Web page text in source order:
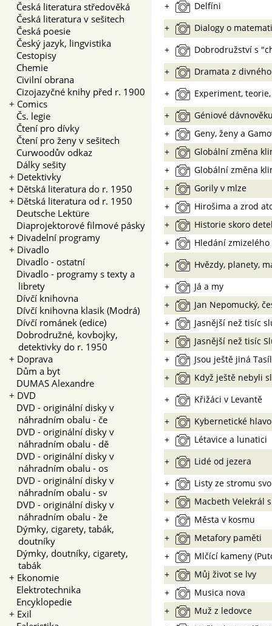
Česká literatura středověká
Česká literatura v sešitech
Česká poesie
Český jazyk, lingvistika
Cestopisy
Chemie
Civilní obrana
Cizojazyčné knihy před r. 1900
+ Comics
Čs. legie
Čtení pro dívky
Čtení pro ženy v sešitech
Curwoodův odkaz
Dálky sešity
+ Detektivky
+ Dětská literatura do r. 1950
+ Dětská literatura od r. 1950
Deutsche Lektüre
Diaprojektorové filmové pásky
+ Divadelní programy
+ Divadlo
Divadlo - ostatní
Divadlo - programy s texty a
librety
Dívčí knihovna
Dívčí knihovna klasik (Modrá)
Dívčí románek (edice)
Dobrodružné, kovbojky,
detektivky do r. 1950
+ Doprava
Dům a byt
DUMAS Alexandre
+ DVD
DVD - originální disky v
náhradním obalu - če
DVD - originální disky v
náhradním obalu - dě
DVD - originální disky v
náhradním obalu - os
DVD - originální disky v
náhradním obalu - sv
DVD - originální disky v
náhradním obalu - že
Dýmky, cigarety, tabák,
doutníky
Dýmky, doutníky, cigarety,
tabák
+ Ekonomie
Elektrotechnika
Encyklopedie
+ Exil
+
Delfíni
+
Dialogy o
+
Dobrodružství s
+
Dramata z
+
Experiment,
+
Géniové
+
Geny, ženy a
+
Globální změna
+
Globální změna
+
Gorily v mlze
+
Hirošima a zrod
+
Historie skoro
+
Hledání zmizelého
+
Hvězdy, planety,
+
Já a my
+
Jan Nepomucký,
+
Jasnější než tisíc
+
Jasnější než tisíc
+
Jsou ještě jiná
+
Když ještě nebyli
+
Křižáci v Levantě
+
Kybernetické
+
Létavice a lunatici
+
Lidé od jezera
+
Listy ze stromu
+
Macbeth Velekrál
+
Města v kosmu
+
Metafory paměti
+
Mlčící kameny
+
Můj život se lvy
+
Musica nova
+
Muž z ledovce